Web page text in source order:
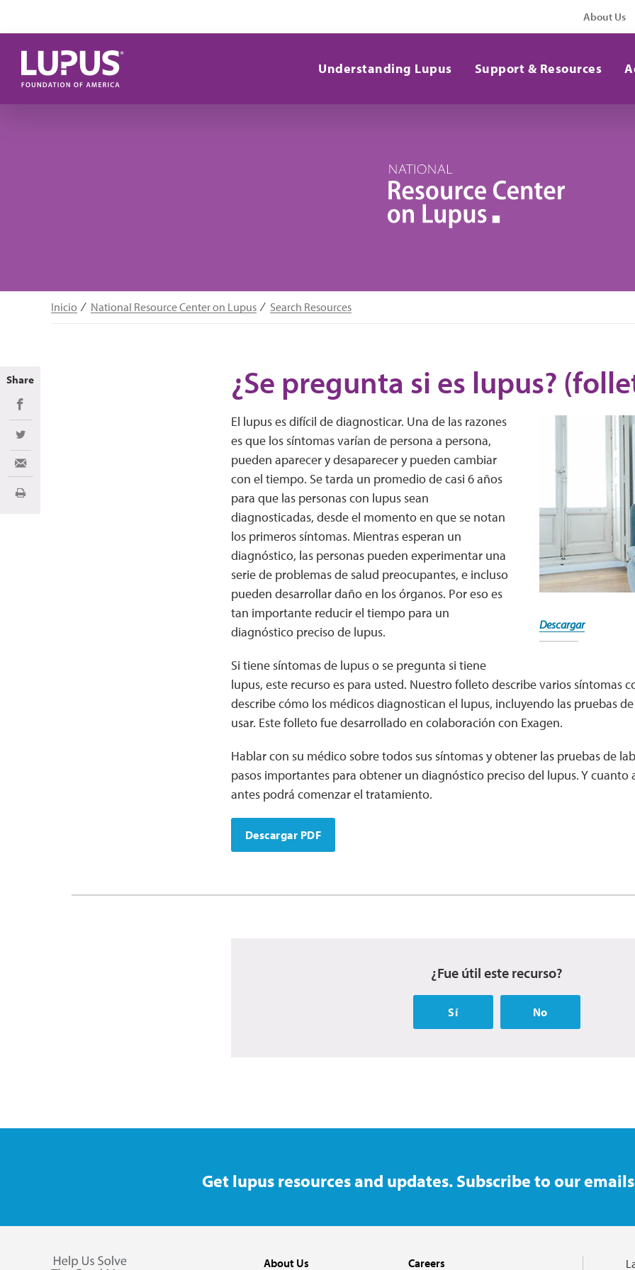
About Us
Understanding Lupus Support & Resources
Inicio National Resource Center on Lupus Search Resources
¿Se pregunta si es lupus?
Descargar
El lupus es difícil de diagnosticar. Una de las razones
es que los síntomas varían de persona a persona,
pueden aparecer y desaparecer y pueden cambiar
con el tiempo. Se tarda un promedio de casi 6 años
para que las personas con lupus sean
diagnosticadas, desde el momento en que se notan
los primeros síntomas. Mientras esperan un
diagnóstico, las personas pueden experimentar una
serie de problemas de salud preocupantes, e incluso
pueden desarrollar daño en los órganos. Por eso es
tan importante reducir el tiempo para un
diagnóstico preciso de lupus.
Si tiene síntomas de lupus o se pregunta si tiene
lupus, este recurso es para usted. Nuestro folleto describe varios síntomas
describe cómo los médicos diagnostican el lupus, incluyendo las pruebas
usar. Este folleto fue desarrollado en colaboración con Exagen.
Hablar con su médico sobre todos sus síntomas y obtener las pruebas de
pasos importantes para obtener un diagnóstico preciso del lupus. Y cuanto
antes podrá comenzar el tratamiento.
Descargar PDF
¿Fue útil este recurso?
Sí No
Share
Share on Facebook
Share on Twitter
Share via Email
Imprimir
Get lupus resources and updates. Subscribe to our
About Us Careers